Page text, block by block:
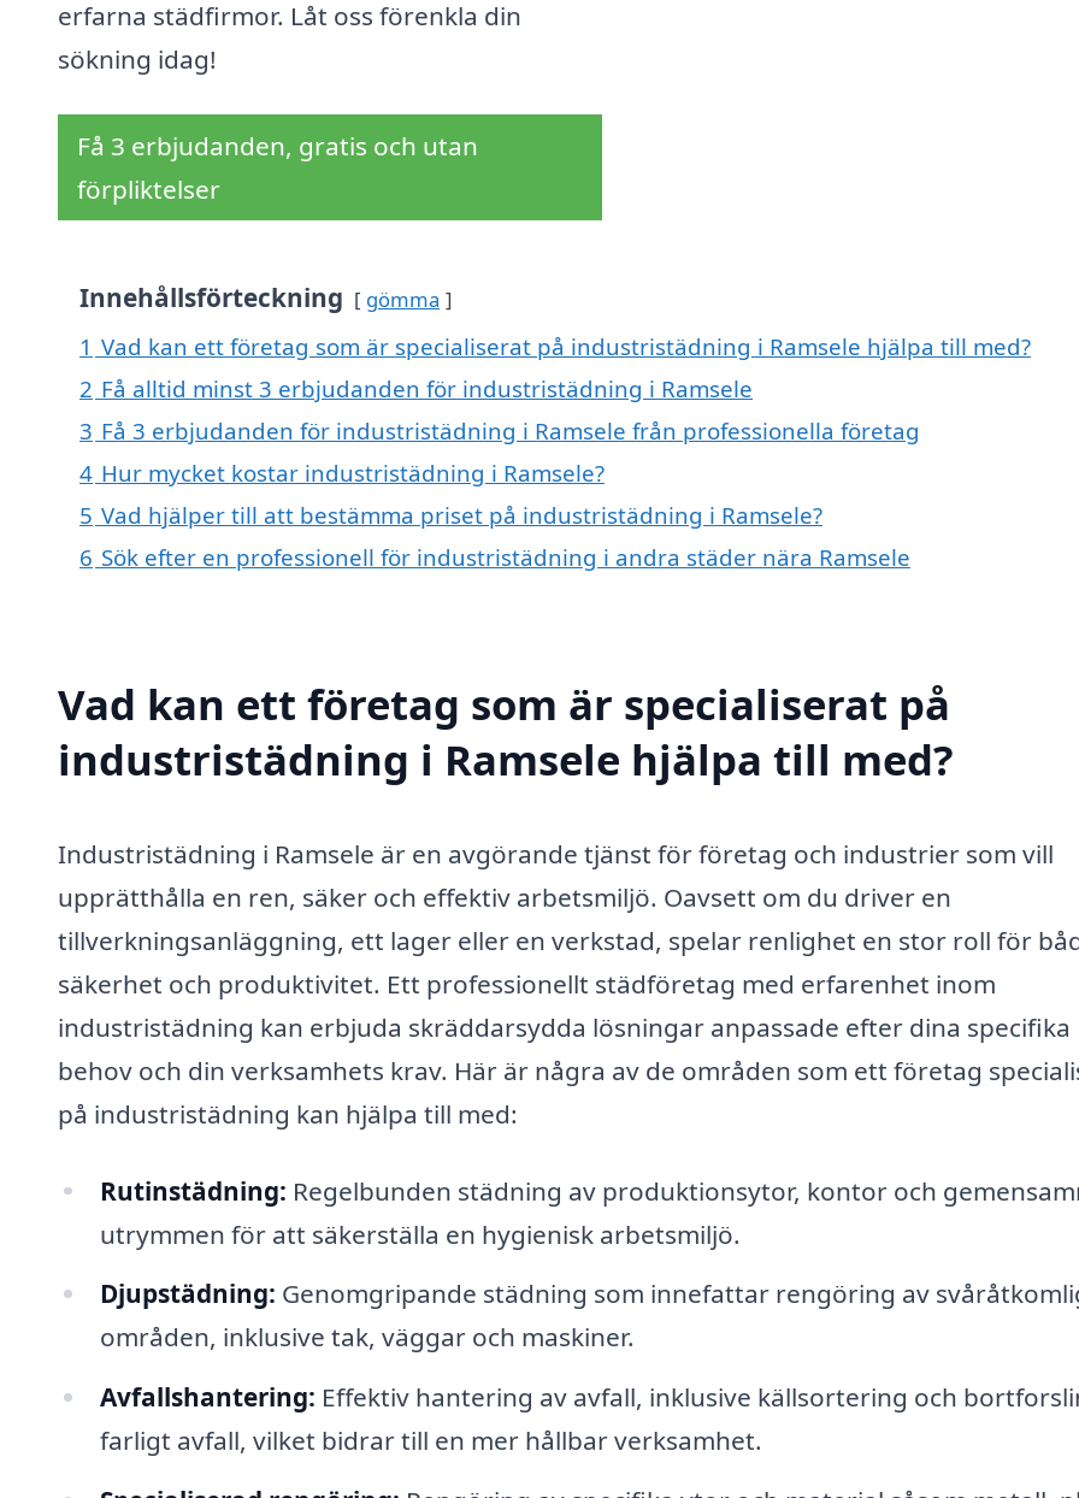
erfarna städfirmor. Låt oss förenkla din
sökning idag!
Få 3 erbjudanden, gratis och utan
förpliktelser
Innehållsförteckning gömma
1 Vad kan ett företag som är specialiserat på industristädning i Ramsele hjälpa till med?
2 Få alltid minst 3 erbjudanden för industristädning i Ramsele
3 Få 3 erbjudanden för industristädning i Ramsele från professionella företag
4 Hur mycket kostar industristädning i Ramsele?
5 Vad hjälper till att bestämma priset på industristädning i Ramsele?
6 Sök efter en professionell för industristädning i andra städer nära Ramsele
Vad kan ett företag som är specialiserat på
industristädning i Ramsele hjälpa till med?
Industristädning i Ramsele är en avgörande tjänst för företag och industrier som vill
upprätthålla en ren, säker och effektiv arbetsmiljö. Oavsett om du driver en
tillverkningsanläggning, ett lager eller en verkstad, spelar renlighet en stor roll för
säkerhet och produktivitet. Ett professionellt städföretag med erfarenhet inom
industristädning kan erbjuda skräddarsydda lösningar anpassade efter dina specifika
behov och din verksamhets krav. Här är några av de områden som ett företag
på industristädning kan hjälpa till med:
Rutinstädning: Regelbunden städning av produktionsytor, kontor och
utrymmen för att säkerställa en hygienisk arbetsmiljö.
Djupstädning: Genomgripande städning som innefattar rengöring av
områden, inklusive tak, väggar och maskiner.
Avfallshantering: Effektiv hantering av avfall, inklusive källsortering och
farligt avfall, vilket bidrar till en mer hållbar verksamhet.